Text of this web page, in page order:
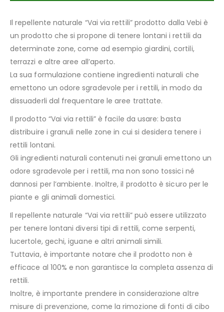
Il repellente naturale “Vai via rettili” prodotto dalla Vebi è
un prodotto che si propone di tenere lontani i rettili da
determinate zone, come ad esempio giardini, cortili,
terrazzi e altre aree all’aperto.
La sua formulazione contiene ingredienti naturali che
emettono un odore sgradevole per i rettili, in modo da
dissuaderli dal frequentare le aree trattate.
Il prodotto “Vai via rettili” è facile da usare: basta
distribuire i granuli nelle zone in cui si desidera tenere i
rettili lontani.
Gli ingredienti naturali contenuti nei granuli emettono un
odore sgradevole per i rettili, ma non sono tossici né
dannosi per l’ambiente. Inoltre, il prodotto è sicuro per le
piante e gli animali domestici.
Il repellente naturale “Vai via rettili” può essere utilizzato
per tenere lontani diversi tipi di rettili, come serpenti,
lucertole, gechi, iguane e altri animali simili.
Tuttavia, è importante notare che il prodotto non è
efficace al 100% e non garantisce la completa assenza di
rettili.
Inoltre, è importante prendere in considerazione altre
misure di prevenzione, come la rimozione di fonti di cibo